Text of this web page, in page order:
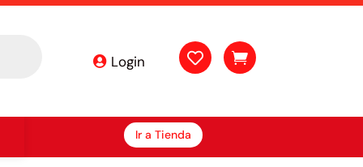
Login  
Ir a Tienda